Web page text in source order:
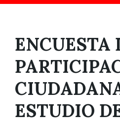
ENCUESTA
ESTUDIO